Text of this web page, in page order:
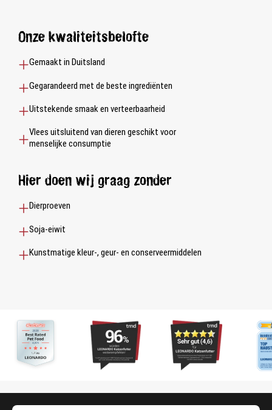
Onze kwaliteitsbelofte
Gemaakt in Duitsland
Gegarandeerd met de beste ingrediënten
Uitstekende smaak en verteerbaarheid
Vlees uitsluitend van dieren geschikt voor
menselijke consumptie
Hier doen wij graag zonder
Dierproeven
Soja-eiwit
Kunstmatige kleur-, geur- en conserveermiddelen